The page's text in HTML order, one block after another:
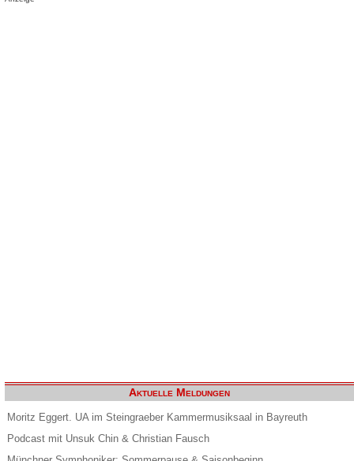
Aktuelle Meldungen
Moritz Eggert. UA im Steingraeber Kammermusiksaal in Bayreuth
Podcast mit Unsuk Chin & Christian Fausch